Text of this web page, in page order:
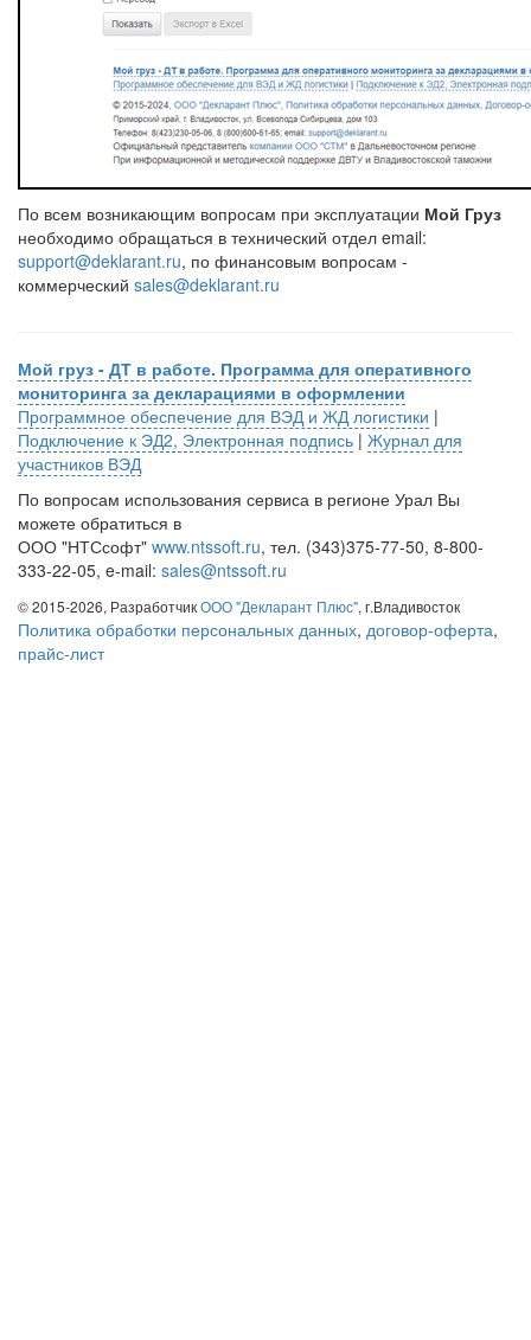
По всем возникающим вопросам при эксплуатации Мой Груз
необходимо обращаться в технический отдел email:
support@deklarant.ru, по финансовым вопросам -
коммерческий sales@deklarant.ru
Мой груз - ДТ в работе. Программа для оперативного
мониторинга за декларациями в оформлении
Программное обеспечение для ВЭД и ЖД логистики |
Подключение к ЭД2, Электронная подпись | Журнал для
участников ВЭД
По вопросам использования сервиса в регионе Урал Вы
можете обратиться в
ООО "НТСсофт" www.ntssoft.ru, тел. (343)375-77-50, 8-800-
333-22-05, e-mail: sales@ntssoft.ru
© 2015-2026, РазработчикООО "Декларант Плюс", г.Владивосток
Политика обработки персональных данных, договор-оферта,
прайс-лист